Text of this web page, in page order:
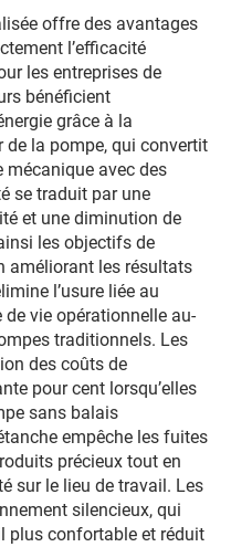
offre des avantages
l’efficacité
les entreprises de
bénéficient
grâce à la
la pompe, qui convertit
mécanique avec des
se traduit par une
et une diminution de
les objectifs de
améliorant les résultats
l’usure liée au
vie opérationnelle au-
traditionnels. Les
des coûts de
pour cent lorsqu’elles
sans balais
empêche les fuites
précieux tout en
sur le lieu de travail. Les
silencieux, qui
plus confortable et réduit